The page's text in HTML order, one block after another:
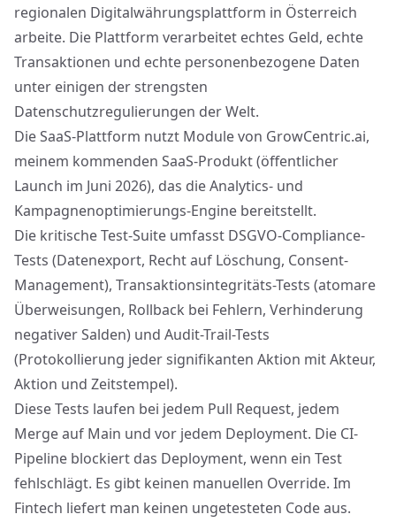
regionalen Digitalwährungsplattform in Österreich
arbeite. Die Plattform verarbeitet echtes Geld, echte
Transaktionen und echte personenbezogene Daten
unter einigen der strengsten
Datenschutzregulierungen der Welt.
Die SaaS-Plattform nutzt Module von GrowCentric.ai,
meinem kommenden SaaS-Produkt (öffentlicher
Launch im Juni 2026), das die Analytics- und
Kampagnenoptimierungs-Engine bereitstellt.
Die kritische Test-Suite umfasst DSGVO-Compliance-
Tests (Datenexport, Recht auf Löschung, Consent-
Management), Transaktionsintegritäts-Tests (atomare
Überweisungen, Rollback bei Fehlern, Verhinderung
negativer Salden) und Audit-Trail-Tests
(Protokollierung jeder signifikanten Aktion mit Akteur,
Aktion und Zeitstempel).
Diese Tests laufen bei jedem Pull Request, jedem
Merge auf Main und vor jedem Deployment. Die CI-
Pipeline blockiert das Deployment, wenn ein Test
fehlschlägt. Es gibt keinen manuellen Override. Im
Fintech liefert man keinen ungetesteten Code aus.